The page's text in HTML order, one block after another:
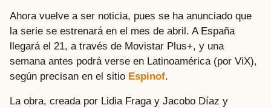
Ahora vuelve a ser noticia, pues se ha anunciado que
la serie se estrenará en el mes de abril. A España
llegará el 21, a través de Movistar Plus+, y una
semana antes podrá verse en Latinoamérica (por ViX),
según precisan en el sitio Espinof.
La obra, creada por Lidia Fraga y Jacobo Díaz y